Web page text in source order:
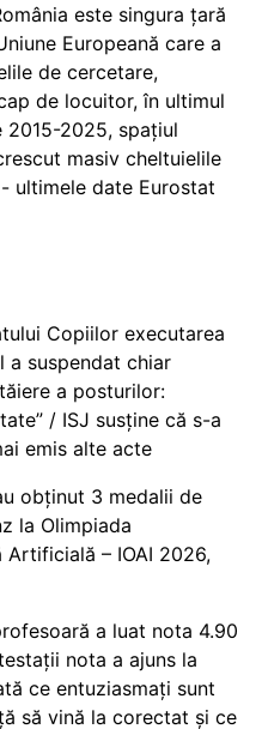
este singura țară
Europeană care a
de cercetare,
de locuitor, în ultimul
2015-2025, spațiul
masiv cheltuielile
ultimele date Eurostat
Copiilor executarea
a suspendat chiar
a posturilor:
/ ISJ susține că s-a
emis alte acte
obținut 3 medalii de
la Olimpiada
– IOAI 2026,
a luat nota 4.90
nota a ajuns la
ce entuziasmați sunt
să vină la corectat și ce